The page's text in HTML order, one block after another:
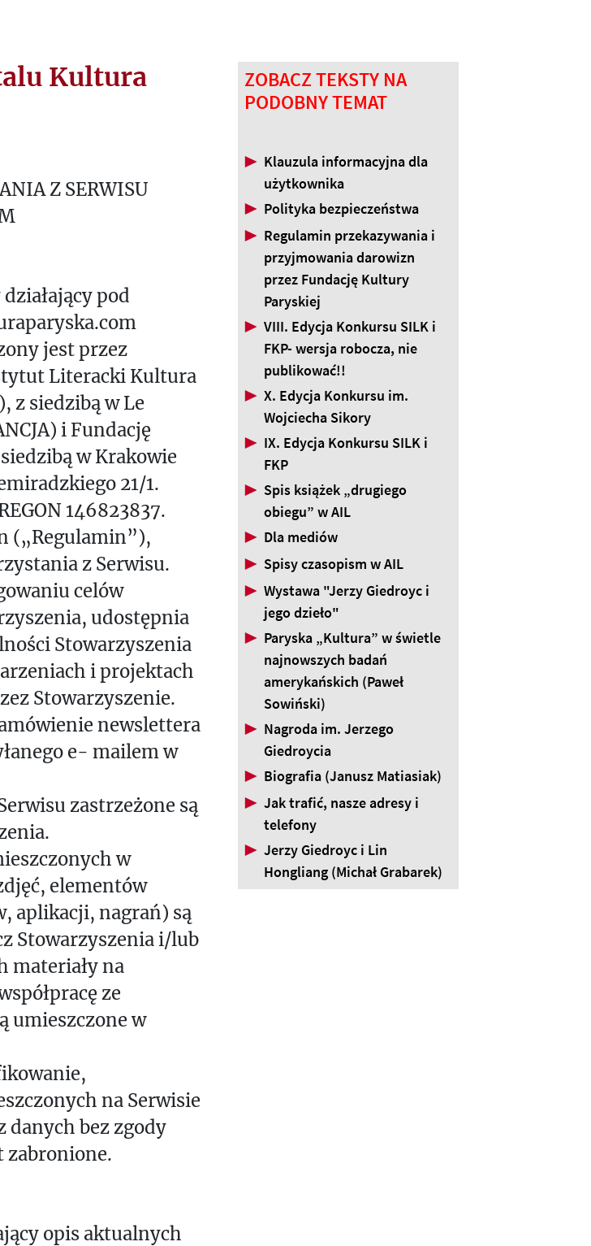
Kultura
Z SERWISU
pod
jest przez
Literacki Kultura
z siedzibą w Le
i Fundację
w Krakowie
21/1.
146823837.
(„Regulamin”),
z Serwisu.
celów
udostępnia
Stowarzyszenia
i projektach
Stowarzyszenie.
newslettera
e- mailem w
zastrzeżone są
w
elementów
aplikacji, nagrań) są
Stowarzyszenia i/lub
materiały na
ze
umieszczone w
na Serwisie
danych bez zgody
zabronione.
opis aktualnych
ZOBACZ TEKSTY NA
PODOBNY TEMAT
▶ Klauzula informacyjna dla
użytkownika
▶ Polityka bezpieczeństwa
▶ Regulamin przekazywania i
przyjmowania darowizn
przez Fundację Kultury
Paryskiej
▶ VIII. Edycja Konkursu SILK i
FKP- wersja robocza, nie
publikować!!
▶ X. Edycja Konkursu im.
Wojciecha Sikory
▶ IX. Edycja Konkursu SILK i
FKP
▶ Spis książek „drugiego
obiegu” w AIL
▶ Dla mediów
▶ Spisy czasopism w AIL
▶ Wystawa "Jerzy Giedroyc i
jego dzieło"
▶ Paryska „Kultura” w świetle
najnowszych badań
amerykańskich (Paweł
Sowiński)
▶ Nagroda im. Jerzego
Giedroycia
▶ Biografia (Janusz Matiasiak)
▶ Jak trafić, nasze adresy i
telefony
▶ Jerzy Giedroyc i Lin
Hongliang (Michał Grabarek)